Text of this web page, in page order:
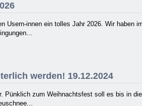
Usern-innen ein tolles Jahr 2026. Wir haben
werden! 19.12.2024
Pünklich zum Weihnachtsfest soll es bis in